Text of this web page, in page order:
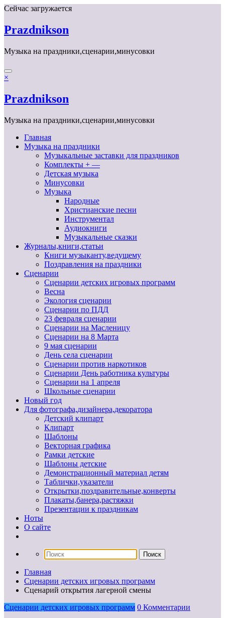
Перейти
содержимому
Сейчас загружается
Prazdnikson
Музыка на праздники,сценарии,минусовки
×
Prazdnikson
Музыка на праздники,сценарии,минусовки
Главная
Музыка на праздники
Музыкальные заставки для праздников
Комплекты + —
Детская музыка
Минусовки
Музыка
Народные
Христианские песни
Инструментал
Аудиокниги
Музыкальные сказки
Журналы,книги,статьи
Книги музыканту,ведущему
Поздравления на праздники
Сценарии
Сценарии детских игровых программ
Весна
Экология сценарии
Сценарии по ПДД
23 февраля сценарии
Сценарии на Масленицу
Сценарии на 8 Марта
9 мая сценарии
День села сценарии
Сценарии против наркотиков
Сценарии День работника культуры
Сценарии на 1 апреля
Школьные сценарии
Новый год
Для фотографа,дизайнера,декоратора
Детский клипарт
Клипарт
Шаблоны
Векторная графика
Рамки детские
Шаблоны детские
Демонстрационный материал детям
Таблички,указатели
Открытки,поздравительные,конверты
Плакаты,банера,растяжки
Презентации к праздникам
Ноты
О сайте
Главная
Сценарии детских игровых программ
Сценарий открытия лагерной смены
Сценарии детских игровых программ 0 Комментарии